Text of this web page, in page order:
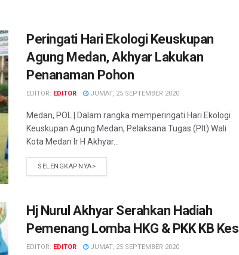
Peringati Hari Ekologi Keuskupan
Agung Medan, Akhyar Lakukan
Penanaman Pohon
EDITOR: EDITOR JUMAT, 25 SEPTEMBER 2020
Medan, POL | Dalam rangka memperingati Hari Ekologi
Keuskupan Agung Medan, Pelaksana Tugas (Plt) Wali
Kota Medan Ir H Akhyar...
SELENGKAPNYA>
Hj Nurul Akhyar Serahkan Hadiah
Pemenang Lomba HKG & PKK KB Kes
EDITOR: EDITOR JUMAT, 25 SEPTEMBER 2020